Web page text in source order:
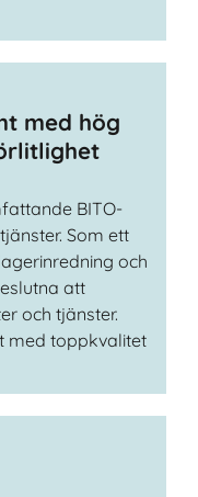
med hög
BITO-
Som ett
och
att
och tjänster.
med toppkvalitet